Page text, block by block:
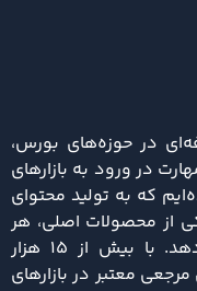
در حوزه‌های بورس،
در ورود به بازارهای
که به تولید محتوای
از محصولات اصلی، هر
هفته تحلیل‌های جامعی از تحولات اقتصادی و سیاسی را ارائه می‌دهد. با بیش از ۱۵ هزار
به‌عنوان مرجعی معتبر در بازارهای